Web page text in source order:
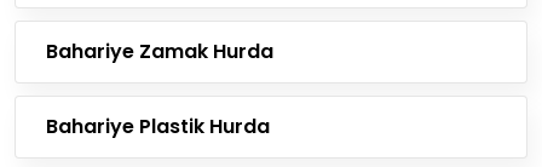
Bahariye Zamak Hurda
Bahariye Plastik Hurda